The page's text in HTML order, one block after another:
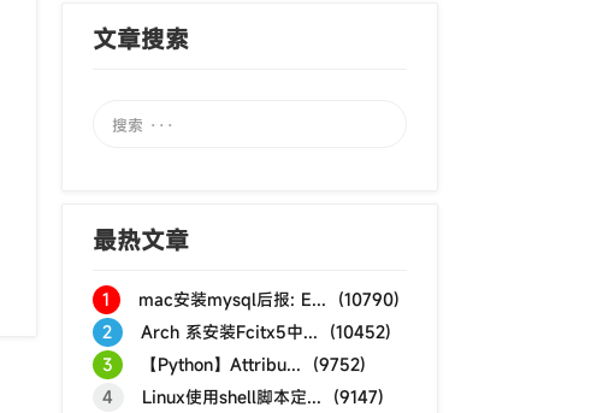
文章搜索
最热文章
1
mac安装mysql后报: E... (10790)
2
Arch 系安装Fcitx5中... (10452)
3
【Python】Attribu... (9752)
4
Linux使用shell脚本定... (9147)